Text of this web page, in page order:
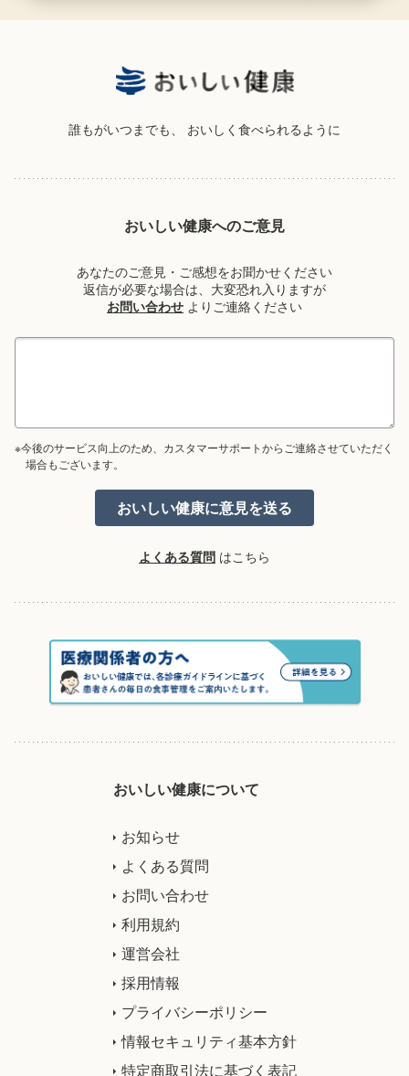
誰もがいつまでも、 おいしく食べられるように
おいしい健康へのご意見
あなたのご意見・ご感想をお聞かせください
返信が必要な場合は、大変恐れ入りますが
お問い合わせ よりご連絡ください
※今後のサービス向上のため、カスタマーサポートからご連絡させていただく
場合もございます。
よくある質問 はこちら
おいしい健康について
お知らせ
よくある質問
お問い合わせ
利用規約
運営会社
採用情報
プライバシーポリシー
情報セキュリティ基本方針
特定商取引法に基づく表記